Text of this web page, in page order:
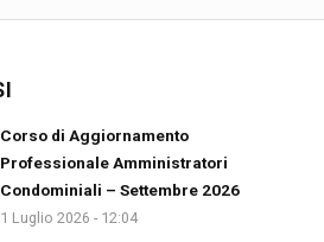
Corso di Aggiornamento
Professionale Amministratori
Condominiali – Settembre 2026
1 Luglio 2026 - 12:04